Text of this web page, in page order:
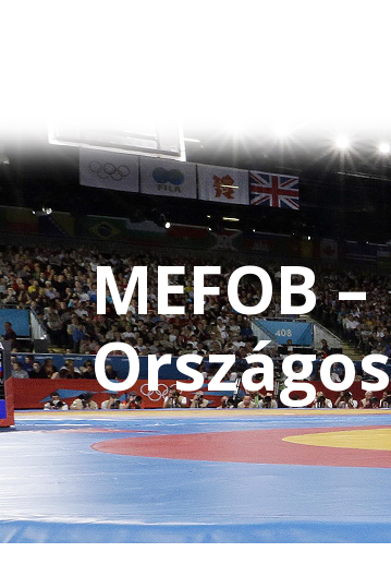
MEFOB